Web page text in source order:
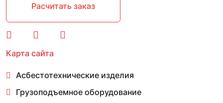
Расчитать заказ
Карта сайта
Асбестотехнические изделия
Грузоподъемное оборудование